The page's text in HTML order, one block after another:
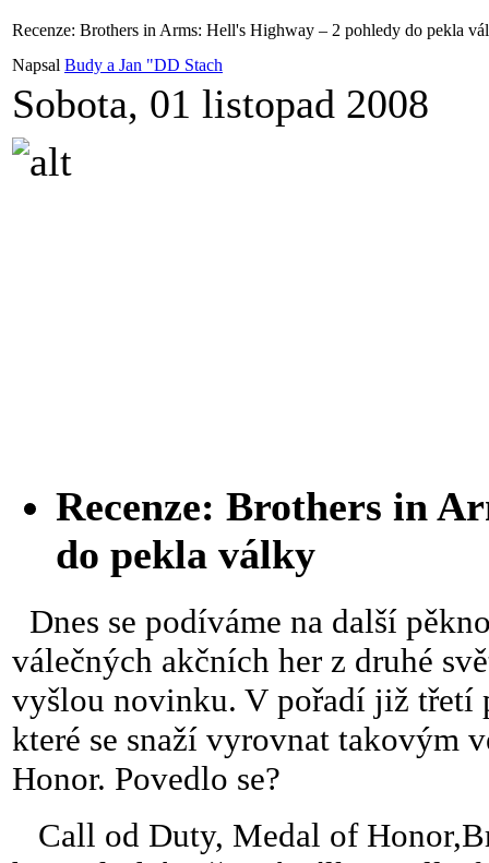
Recenze: Brothers in Arms: Hell's Highway – 2 pohledy do pekla
Napsal Budy a Jan "DD Stach
Sobota, 01 listopad 2008
Recenze: Brothers in
do pekla války
Dnes se podíváme na další
válečných akčních her z druhé
vyšlou novinku. V pořadí již třetí
které se snaží vyrovnat takovým
Honor. Povedlo se?
Call od Duty, Medal of